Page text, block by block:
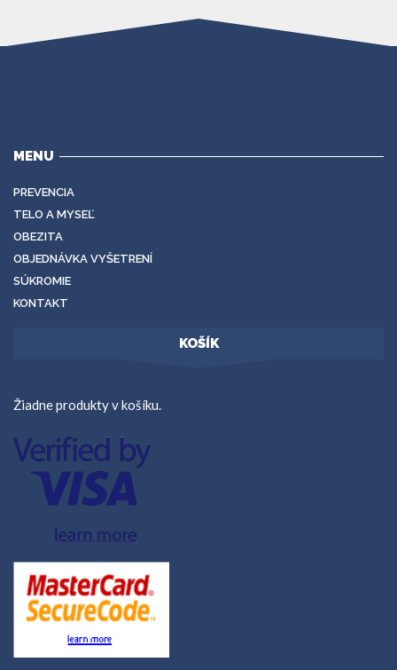
MENU
PREVENCIA
TELO A MYSEĽ
OBEZITA
OBJEDNÁVKA VYŠETRENÍ
SÚKROMIE
KONTAKT
KOŠÍK
Žiadne produkty v košíku.